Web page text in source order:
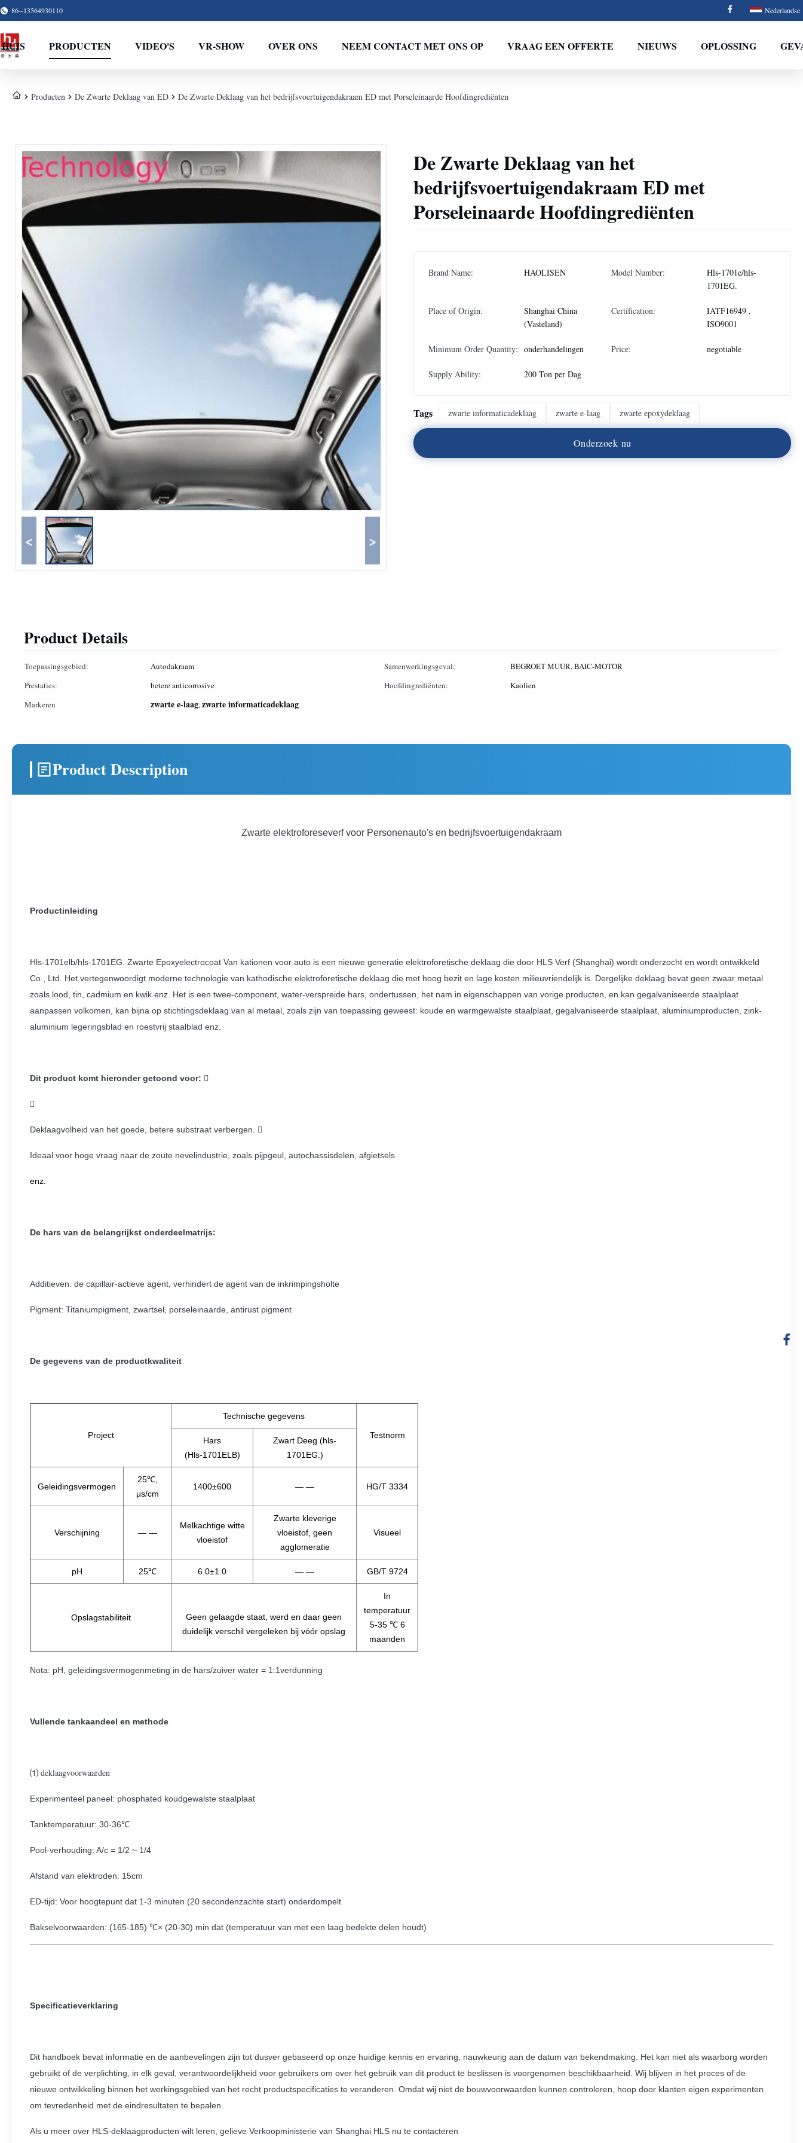
86--13564930110 Nederlandse
HUIS PRODUCTEN VIDEO'S VR-SHOW OVER ONS NEEM CONTACT MET ONS OP VRAAG EEN OFFERTE NIEUWS OPLOSSING
Producten De Zwarte Deklaag van ED De Zwarte Deklaag van het bedrijfsvoertuigendakraam ED met Porseleinaarde Hoofdingrediënten
< >
De Zwarte Deklaag van het
bedrijfsvoertuigendakraam ED met
Porseleinaarde Hoofdingrediënten
Brand Name: HAOLISEN Model Number:
Hls-1701e/hls-
1701EG.
Place of Origin:
Shanghai China
(Vasteland)
Certification:
IATF16949 ,
ISO9001
Minimum Order Quantity: onderhandelingen Price: negotiable
Supply Ability: 200 Ton per Dag
Tags zwarte informaticadeklaag zwarte e-laag zwarte epoxydeklaag
Onderzoek nu
Product Details
Toepassingsgebied: Autodakraam Samenwerkingsgeval:
BEGROET MUUR, BAIC-MOTOR
Prestaties:
betere anticorrosive Hoofdingrediënten:
Kaolien
Markeren
zwarte e-laag,zwarte informaticadeklaag
Product Description
Zwarte elektroforeseverf voor Personenauto's en bedrijfsvoertuigendakraam
Productinleiding
Hls-1701elb/hls-1701EG. Zwarte Epoxyelectrocoat Van kationen voor auto is een nieuwe generatie elektroforetische deklaag die door HLS Verf (Shanghai) wordt onderzocht en wordt ontwikkeld
Co., Ltd. Het vertegenwoordigt moderne technologie van kathodische elektroforetische deklaag die met hoog bezit en lage kosten milieuvriendelijk is. Dergelijke deklaag bevat geen zwaar metaal
zoals lood, tin, cadmium en kwik enz. Het is een twee-component, water-verspreide hars, ondertussen, het nam in eigenschappen van vorige producten, en kan gegalvaniseerde staalplaat
aanpassen volkomen, kan bijna op stichtingsdeklaag van al metaal, zoals zijn van toepassing geweest: koude en warmgewalste staalplaat, gegalvaniseerde staalplaat, aluminiumproducten, zink-
aluminium legeringsblad en roestvrij staalblad enz.
Dit product komt hieronder getoond voor: 

Deklaagvolheid van het goede, betere substraat verbergen. 
Ideaal voor hoge vraag naar de zoute nevelindustrie, zoals pijpgeul, autochassisdelen, afgietsels
enz.
De hars van de belangrijkst onderdeelmatrijs:
Additieven: de capillair-actieve agent, verhindert de agent van de inkrimpingsholte
Pigment: Titaniumpigment, zwartsel, porseleinaarde, antirust pigment
De gegevens van de productkwaliteit
Project
Technische gegevens
Testnorm
Hars
(Hls-1701ELB)
Zwart Deeg (hls-
1701EG.)
Geleidingsvermogen
25℃,
μs/cm
1400±600 — — HG/T 3334
Verschijning — —
Melkachtige witte
vloeistof
Zwarte kleverige
vloeistof, geen
agglomeratie
Visueel
pH 25℃ 6.0±1.0 — — GB/T 9724
Opslagstabiliteit
Geen gelaagde staat, werd en daar geen
duidelijk verschil vergeleken bij vóór opslag
In
temperatuur
5-35 ℃ 6
maanden
Nota: pH, geleidingsvermogenmeting in de hars/zuiver water = 1:1verdunning
Vullende tankaandeel en methode
⑴ deklaagvoorwaarden
Experimenteel paneel: phosphated koudgewalste staalplaat
Tanktemperatuur: 30-36℃
Pool-verhouding: A/c = 1/2 ~ 1/4
Afstand van elektroden: 15cm
ED-tijd: Voor hoogtepunt dat 1-3 minuten (20 secondenzachte start) onderdompelt
Bakselvoorwaarden: (165-185) ℃× (20-30) min dat (temperatuur van met een laag bedekte delen houdt)
Specificatieverklaring
Dit handboek bevat informatie en de aanbevelingen zijn tot dusver gebaseerd op onze huidige kennis en ervaring, nauwkeurig aan de datum van bekendmaking. Het kan niet als waarborg worden
gebruikt of de verplichting, in elk geval, verantwoordelijkheid voor gebruikers om over het gebruik van dit product te beslissen is voorgenomen beschikbaarheid. Wij blijven in het proces of de
nieuwe ontwikkeling binnen het werkingsgebied van het recht productspecificaties te veranderen. Omdat wij niet de bouwvoorwaarden kunnen controleren, hoop door klanten eigen experimenten
om tevredenheid met de eindresultaten te bepalen.
Als u meer over HLS-deklaagproducten wilt leren, gelieve Verkoopministerie van Shanghai HLS nu te contacteren